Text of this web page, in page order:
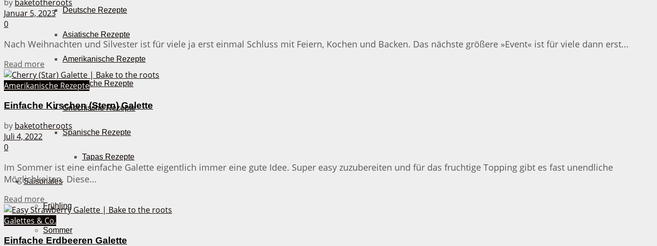
Deutsche Rezepte
Asiatische Rezepte
Amerikanische Rezepte
Italienische Rezepte
Griechische Rezepte
Spanische Rezepte
Tapas Rezepte
Saisonales
Frühling
Sommer
by baketotheroots
Januar 5, 2023
0
Nach Weihnachten und Silvester ist für viele ja erst einmal Schluss mit Feiern, Kochen und Backen. Das nächste größere »Event« ist für viele dann erst...
Read more Details
Amerikanische Rezepte
Einfache Kirschen (Stern) Galette
by baketotheroots
Juli 4, 2022
0
Im Sommer ist eine einfache Galette eigentlich immer eine gute Idee. Super easy zuzubereiten und für das fruchtige Topping gibt es fast unendliche
Möglichkeiten. Diese...
Read more
Galettes & Co.
Einfache Erdbeeren Galette